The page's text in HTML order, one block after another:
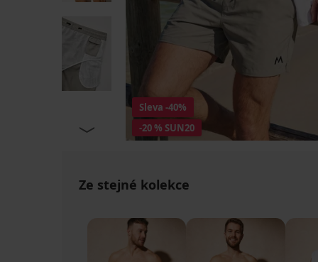
Sleva -40%
-20 % SUN20
Ze stejné kolekce